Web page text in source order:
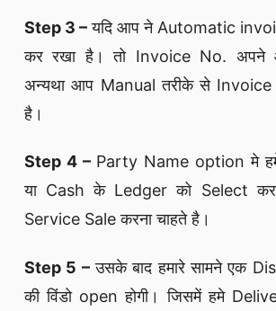
Step 3 –यदि आप ने Automatic
कर रखा है। तो Invoice No. अपने
अन्यथा आप Manual तरीके से
है।
Step 4 –Party Name option मे
या Cash के Ledger को Select
Service Sale करना चाहते है।
Step 5 –उसके बाद हमारे सामने एक
की विंडो open होगी। जिसमें हमे